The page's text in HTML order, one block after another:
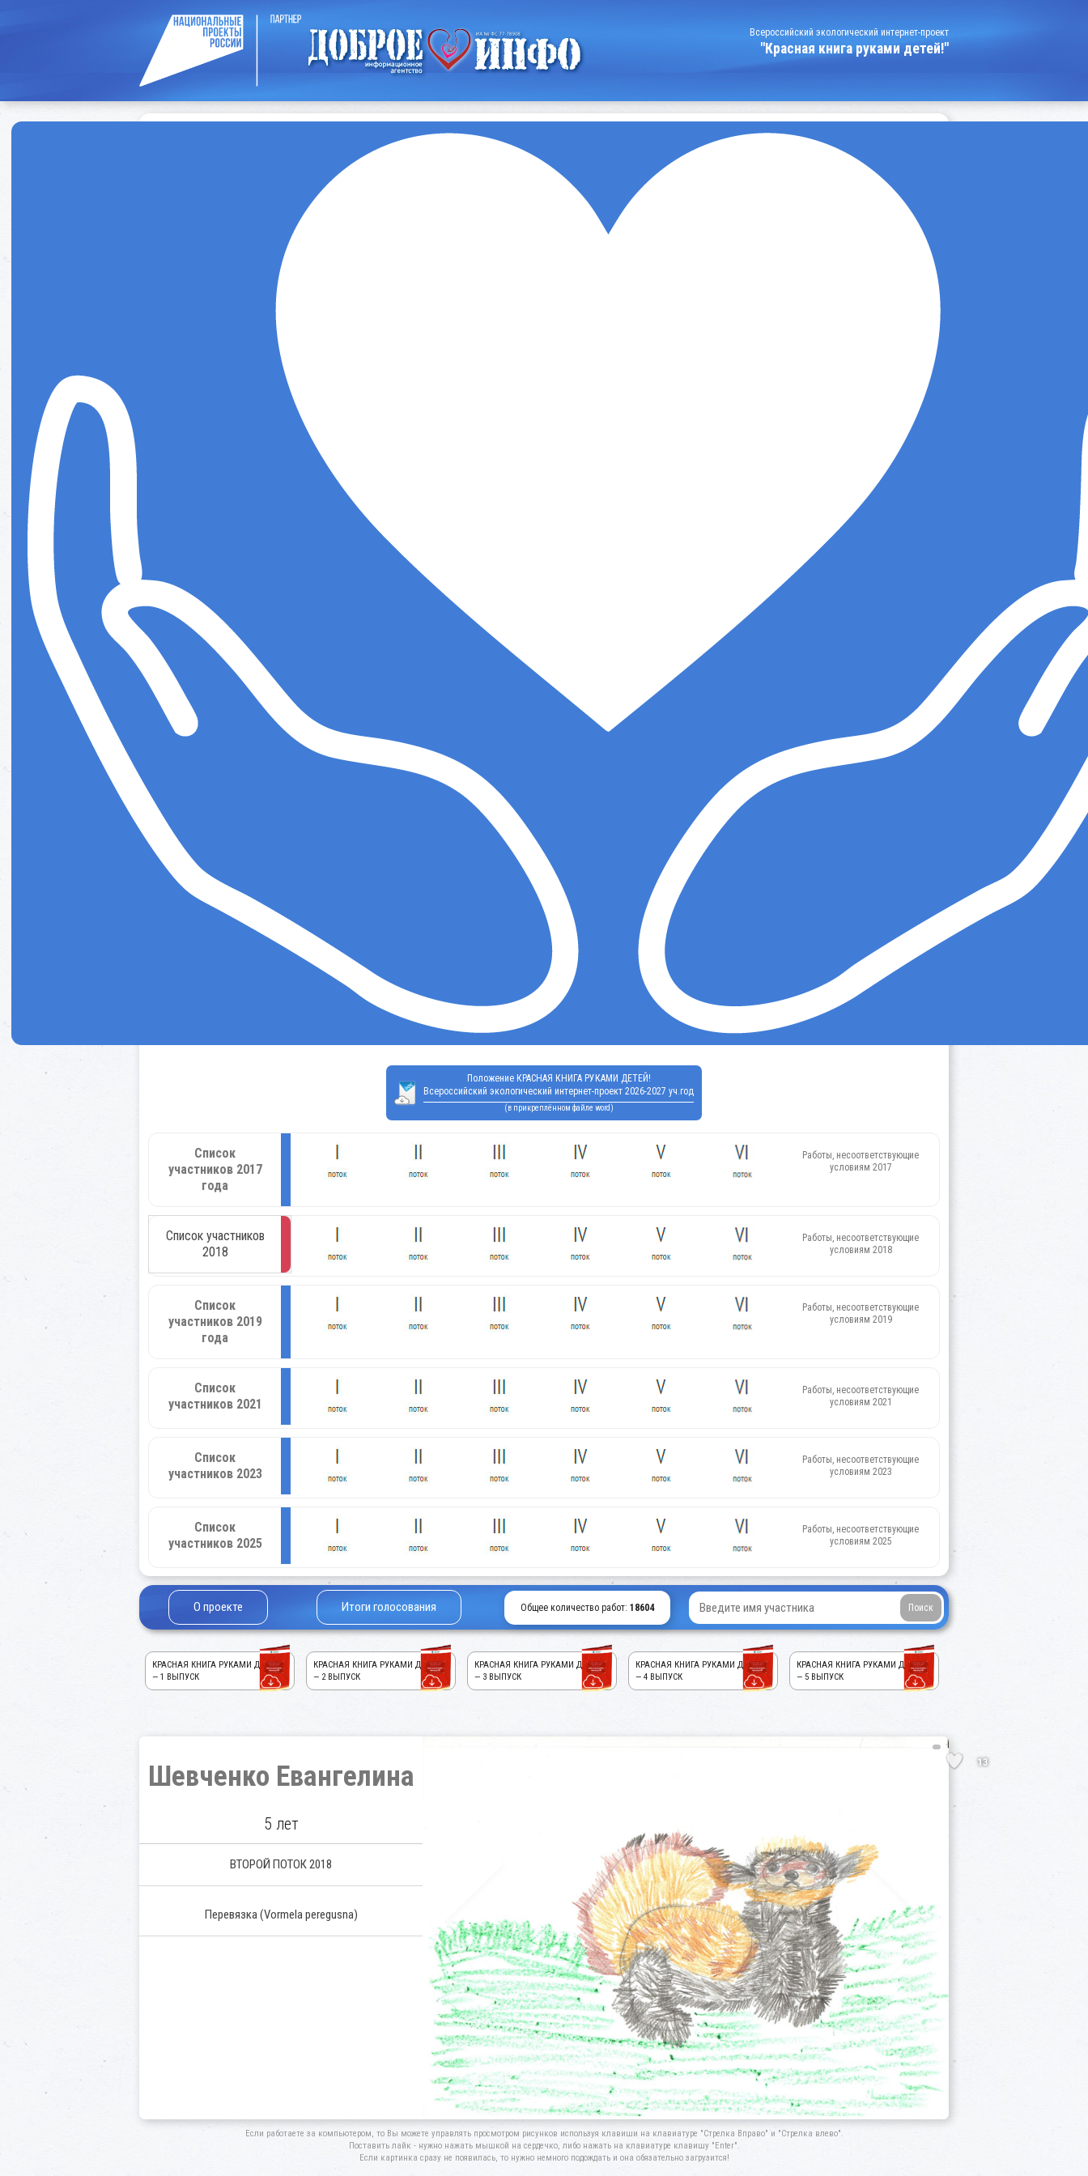
Всероссийский экологический интернет-проект
"Красная книга руками детей!"
Положение КРАСНАЯ КНИГА РУКАМИ ДЕТЕЙ!
Всероссийский экологический интернет-проект 2026-2027 уч.год
(в прикреплённом файле word)
Список
участников 2017
года
Работы, несоответствующие
условиям 2017
Список участников
2018
Работы, несоответствующие
условиям 2018
Список
участников 2019
года
Работы, несоответствующие
условиям 2019
Список
участников 2021
Работы, несоответствующие
условиям 2021
Список
участников 2023
Работы, несоответствующие
условиям 2023
Список
участников 2025
Работы, несоответствующие
условиям 2025
О проекте Итоги голосования Общее количество работ: 18604
КРАСНАЯ КНИГА РУКАМИ ДЕТЕЙ!
— 1 ВЫПУСК
КРАСНАЯ КНИГА РУКАМИ ДЕТЕЙ!
— 2 ВЫПУСК
КРАСНАЯ КНИГА РУКАМИ ДЕТЕЙ!
— 3 ВЫПУСК
КРАСНАЯ КНИГА РУКАМИ ДЕТЕЙ!
— 4 ВЫПУСК
КРАСНАЯ КНИГА РУКАМИ ДЕТЕЙ!
— 5 ВЫПУСК
Шевченко Евангелина
5 лет
ВТОРОЙ ПОТОК 2018
Перевязка (Vormela peregusna)
13
Если работаете за компьютером, то Вы можете управлять просмотром рисунков используя клавиши на клавиатуре "Стрелка Вправо" и "Стрелка влево".
Поставить лайк - нужно нажать мышкой на сердечко, либо нажать на клавиатуре клавишу "Enter".
Если картинка сразу не появилась, то нужно немного подождать и она обязательно загрузится!